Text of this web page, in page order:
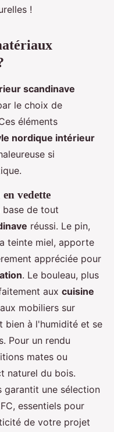
!
scandinave
le choix de
éléments
nordique intérieur
si
vedette
de tout
réussi. Le pin,
teinte miel, apporte
appréciée pour
. Le bouleau, plus
aux cuisine
mobiliers sur
bien à l'humidité et se
Pour un rendu
mates ou
naturel du bois.
garantit une sélection
essentiels pour
de votre projet